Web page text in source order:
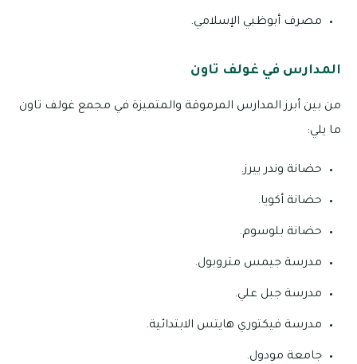
مصرف أبوظبي الإسلامي.
المدارس في غولف تاون
من بين أبرز المدارس المرموقة والمتميزة في مجمع غولف تاون
ما يلي:
حضانة وندر ييرز.
حضانة أكويا.
حضانة بلوسوم.
مدرسة جيمس متروبول.
مدرسة جبل علي.
مدرسة فيكتوري هايتس الابتدائية.
جامعة مودول.